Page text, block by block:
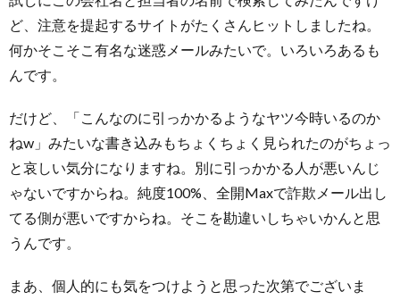
ど、注意を提起するサイトがたくさんヒットしましたね。
何かそこそこ有名な迷惑メールみたいで。いろいろあるも
んです。
だけど、「こんなのに引っかかるようなヤツ今時いるのか
ねw」みたいな書き込みもちょくちょく見られたのがちょっ
と哀しい気分になりますね。別に引っかかる人が悪いんじ
ゃないですからね。純度100%、全開Maxで詐欺メール出し
てる側が悪いですからね。そこを勘違いしちゃいかんと思
うんです。
まあ、個人的にも気をつけようと思った次第でございま